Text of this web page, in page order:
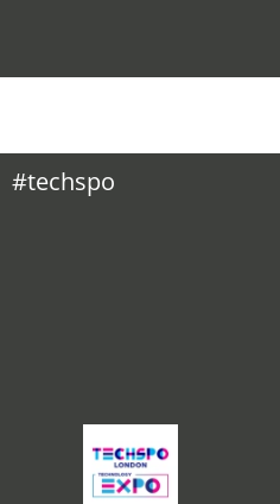
#techspo